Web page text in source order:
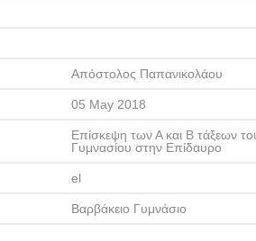
Απόστολος Παπανικολάου
05 May 2018
Επίσκεψη των Α και Β τάξεων
Γυμνασίου στην Επίδαυρο
el
Βαρβάκειο Γυμνάσιο